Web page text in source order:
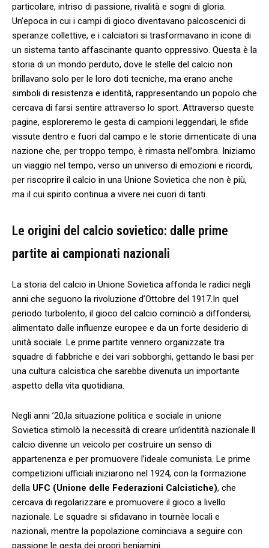
particolare, intriso di passione, rivalità e sogni ⁣di gloria.
Un’epoca ⁢in cui i ⁤campi⁢ di gioco diventavano palcoscenici di⁤
speranze collettive, e i calciatori si trasformavano in icone di
un sistema tanto affascinante quanto oppressivo.​ Questa è la‌
storia di un mondo perduto, dove le stelle del ⁢calcio non
brillavano solo per le loro⁢ doti tecniche, ​ma erano anche
simboli di ⁢resistenza e identità, rappresentando un​ popolo che
cercava⁢ di farsi sentire attraverso‍ lo sport. Attraverso queste​
pagine, esploreremo⁤ le gesta di campioni leggendari, le sfide
vissute dentro e fuori dal ‍campo e le storie dimenticate⁢ di una
nazione che, per troppo tempo,‍ è rimasta nell’ombra.⁣ Iniziamo
un ‌viaggio nel tempo, verso un universo⁢ di emozioni ​e ricordi,​
per riscoprire ⁣il calcio in una ‍Unione Sovietica che​ non è più,
ma⁢ il cui spirito continua a vivere nei ⁣cuori di tanti.
Le origini del‍ calcio sovietico: dalle prime
partite⁤ ai campionati nazionali
La storia del calcio in ⁣Unione Sovietica ⁤affonda le radici negli
anni⁤ che ⁤seguono la⁤ rivoluzione ⁤d’Ottobre del 1917.In quel‍
periodo turbolento, il gioco del calcio ⁣cominciò a diffondersi,
‍alimentato ⁤dalle ⁢influenze europee e⁤ da ‌un forte desiderio di
unità sociale. Le prime ‌partite vennero organizzate‍ tra
squadre​ di fabbriche e ⁣dei vari sobborghi, ⁤gettando le‌ basi per‍
una‌ cultura calcistica ‍che⁤ sarebbe divenuta un importante
aspetto della vita quotidiana.
Negli anni ’20,la ⁣situazione politica ⁤e ‌sociale‍ in unione
Sovietica⁢ stimolò ‍la necessità di creare un’identità nazionale.Il
calcio⁣ divenne un veicolo‍ per costruire un senso di
⁤appartenenza e per promuovere l’ideale⁢ comunista. Le prime
competizioni ufficiali iniziarono nel ⁣1924, con‌ la formazione
della UFC‍ (Unione delle Federazioni Calcistiche), ‍che
cercava di regolarizzare⁢ e​ promuovere ‌il gioco⁤ a livello‍
nazionale. Le squadre ⁤si sfidavano in tournèe ⁤locali ​e
nazionali,⁣ mentre la⁣ popolazione cominciava a ‍seguire con
passione ⁤le gesta dei propri ​beniamini.